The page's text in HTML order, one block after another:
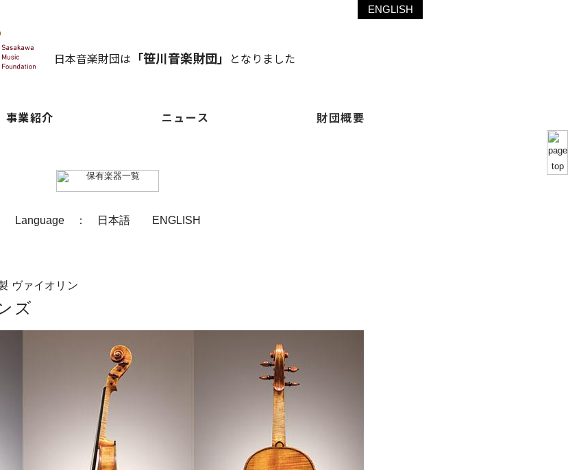
ENGLISH
日本音楽財団は 「笹川音楽財団」 となりました
事業紹介 ニュース 財団概要
Language ： 日本語 ENGLISH
ヴァイオリン
ズ